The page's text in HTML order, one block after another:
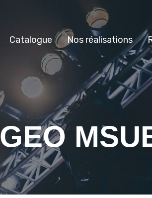
Catalogue Nos réalisations
GEO